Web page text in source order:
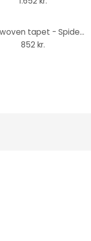
Non-woven tapet - Spider-Man Classic Climb - 100 x 200 cm
852 kr.